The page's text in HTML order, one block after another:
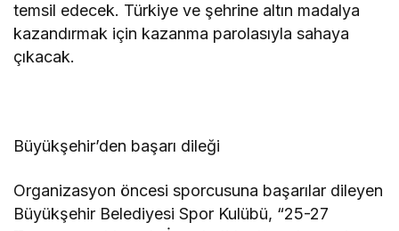
temsil edecek. Türkiye ve şehrine altın madalya
kazandırmak için kazanma parolasıyla sahaya
çıkacak.
Büyükşehir’den başarı dileği
Organizasyon öncesi sporcusuna başarılar dileyen
Büyükşehir Belediyesi Spor Kulübü, “25-27